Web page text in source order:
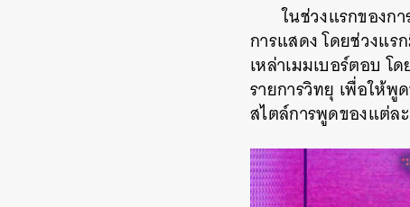
ในช่วงแรกของก
การแสดง โดยช่วงแร
เหล่าเมมเบอร์ตอบ โ
รายการวิทยุ เพื่อให้พู
สไตล์การพูดของแต่ล